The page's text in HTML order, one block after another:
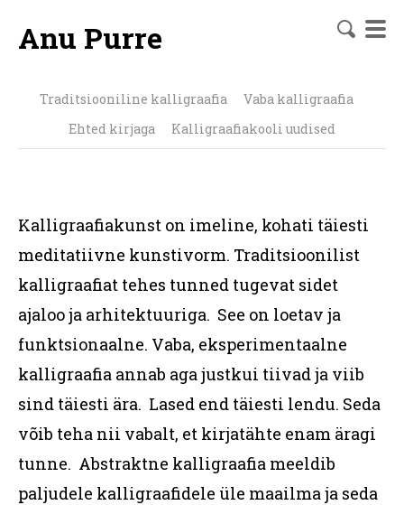
Anu Purre
Traditsiooniline kalligraafia
Vaba kalligraafia
Ehted kirjaga
Kalligraafiakooli uudised
Kalligraafiakunst on imeline, kohati täiesti
meditatiivne kunstivorm. Traditsioonilist
kalligraafiat tehes tunned tugevat sidet
ajaloo ja arhitektuuriga. See on loetav ja
funktsionaalne. Vaba, eksperimentaalne
kalligraafia annab aga justkui tiivad ja viib
sind täiesti ära. Lased end täiesti lendu. Seda
võib teha nii vabalt, et kirjatähte enam äragi
tunne. Abstraktne kalligraafia meeldib
paljudele kalligraafidele üle maailma ja seda